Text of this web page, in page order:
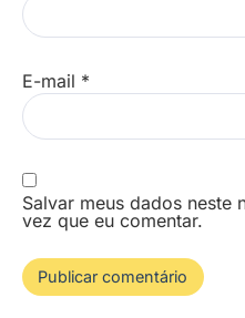
E-mail *
Salvar meus dados neste
vez que eu comentar.